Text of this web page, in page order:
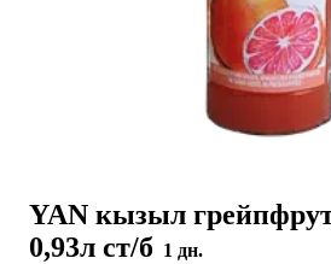
YAN кызыл
0,93л ст/б 1 дн.